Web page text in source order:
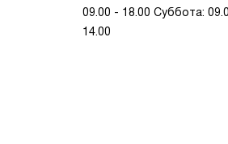
09.00 - 18.00 Суббота:
14.00